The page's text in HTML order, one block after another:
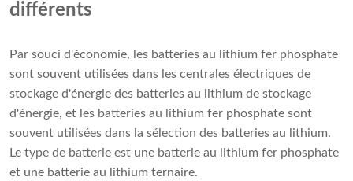
différents
Par souci d'économie, les batteries au lithium fer phosphate
sont souvent utilisées dans les centrales électriques de
stockage d'énergie des batteries au lithium de stockage
d'énergie, et les batteries au lithium fer phosphate sont
souvent utilisées dans la sélection des batteries au lithium.
Le type de batterie est une batterie au lithium fer phosphate
et une batterie au lithium ternaire.